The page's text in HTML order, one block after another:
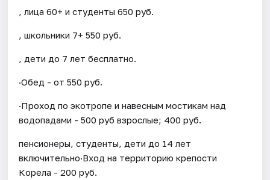
, лица 60+ и студенты 650 руб.
, школьники 7+ 550 руб.
, дети до 7 лет бесплатно.
·Обед - от 550 руб.
·Проход по экотропе и навесным мостикам над
водопадами - 500 руб взрослые; 400 руб.
пенсионеры, студенты, дети до 14 лет
включительно·Вход на территорию крепости
Корела - 200 руб.